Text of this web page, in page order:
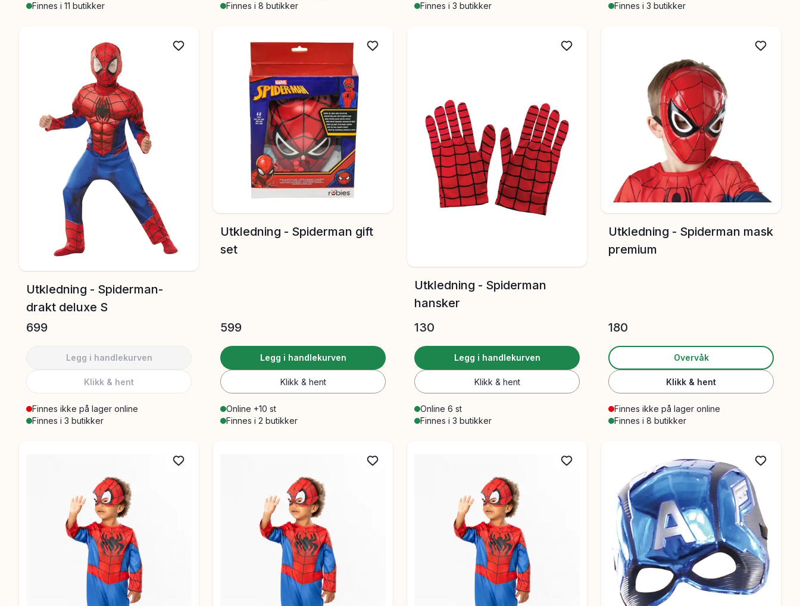
Finnes i 11 butikker
Finnes i 8 butikker
Finnes i 3 butikker
Finnes i 3 butikker
Utkledning - Spiderman-
drakt deluxe S
699
Legg i handlekurven
Klikk & hent
Finnes ikke på lager online
Finnes i 3 butikker
Utkledning - Spiderman gift
set
599
Legg i handlekurven
Klikk & hent
Online +10 st
Finnes i 2 butikker
Utkledning - Spiderman
hansker
130
Legg i handlekurven
Klikk & hent
Online 6 st
Finnes i 3 butikker
Utkledning - Spiderman mask
premium
180
Overvåk
Klikk & hent
Finnes ikke på lager online
Finnes i 8 butikker